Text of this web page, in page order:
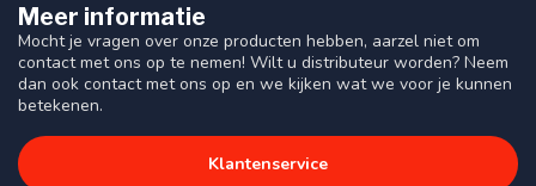
Meer informatie
Mocht je vragen over onze producten hebben, aarzel niet om
contact met ons op te nemen! Wilt u distributeur worden? Neem
dan ook contact met ons op en we kijken wat we voor je kunnen
betekenen.
Klantenservice